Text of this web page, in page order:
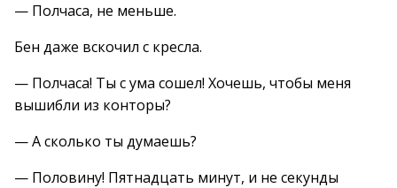
— Полчаса, не меньше.
Бен даже вскочил с кресла.
— Полчаса! Ты с ума сошел! Хочешь, чтобы меня
вышибли из конторы?
— А сколько ты думаешь?
— Половину! Пятнадцать минут, и не секунды